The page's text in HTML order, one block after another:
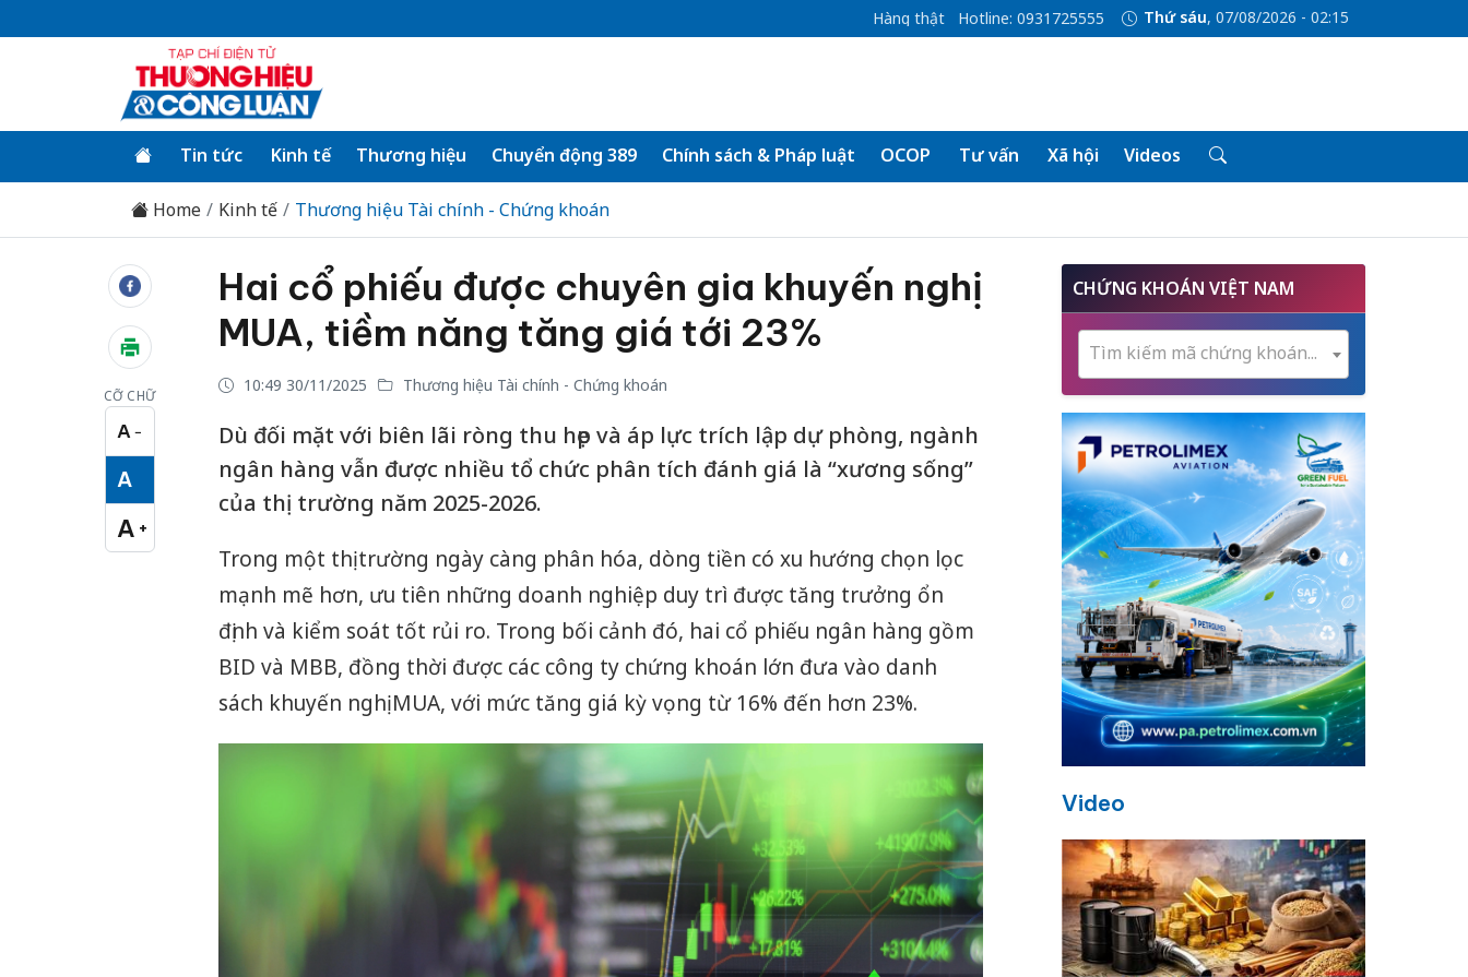
Hàng thật Hotline: 0931725555 Thứ sáu, 07/08/2026 - 02:15
Tin tức Kinh tế Thương hiệu Chuyển động 389 Chính sách & Pháp luật OCOP Tư vấn Xã hội Videos
Home Kinh tế Thương hiệu Tài chính - Chứng khoán
CỠ CHỮ
A −
Cỡ chữ nhỏ
A
Cỡ chữ vừa
A +
Cỡ chữ lớn
Hai cổ phiếu được chuyên gia khuyến nghị
MUA, tiềm năng tăng giá tới 23%
10:49 30/11/2025 Thương hiệu Tài chính - Chứng khoán
Dù đối mặt với biên lãi ròng thu hẹp và áp lực trích lập dự phòng, ngành
ngân hàng vẫn được nhiều tổ chức phân tích đánh giá là “xương sống”
của thị trường năm 2025-2026.
Trong một thị trường ngày càng phân hóa, dòng tiền có xu hướng chọn lọc
mạnh mẽ hơn, ưu tiên những doanh nghiệp duy trì được tăng trưởng ổn
định và kiểm soát tốt rủi ro. Trong bối cảnh đó, hai cổ phiếu ngân hàng gồm
BID và MBB, đồng thời được các công ty chứng khoán lớn đưa vào danh
sách khuyến nghị MUA, với mức tăng giá kỳ vọng từ 16% đến hơn 23%.
CHỨNG KHOÁN VIỆT NAM
Tìm kiếm mã chứng khoán...
Video